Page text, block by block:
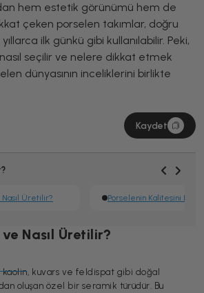
hem estetik görünümü hem de
çeken porselen takımlar, doğru
ilk günkü gibi kullanılabilir. Peki,
seçilir ve nelere dikkat etmek
dünyasının inceliklerini birlikte
Kaydet
Üretilir?
Nasıl Üretilir?
kuvars ve feldispat gibi doğal
oluşan özel bir seramik türüdür. Bu